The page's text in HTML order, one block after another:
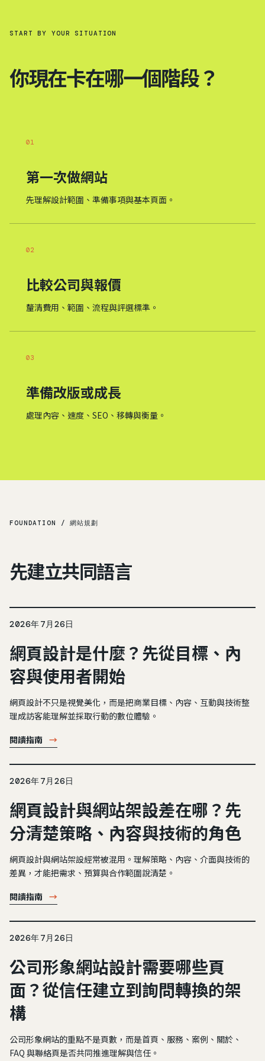
START BY YOUR SITUATION
你現在卡在哪一個階段？
01
第一次做網站
先理解設計範圍、準備事項與基本頁面。
02
比較公司與報價
釐清費用、範圍、流程與評選標準。
03
準備改版或成長
處理內容、速度、SEO、移轉與衡量。
FOUNDATION / 網站規劃
先建立共同語言
2026年7月26日
網頁設計是什麼？先從目標、內
容與使用者開始
網頁設計不只是視覺美化，而是把商業目標、內容、互動與技術整
理成訪客能理解並採取行動的數位體驗。
閱讀指南 →
2026年7月26日
網頁設計與網站架設差在哪？先
分清楚策略、內容與技術的角色
網頁設計與網站架設經常被混用。理解策略、內容、介面與技術的
差異，才能把需求、預算與合作範圍說清楚。
閱讀指南 →
2026年7月26日
公司形象網站設計需要哪些頁
面？從信任建立到詢問轉換的架
構
公司形象網站的重點不是頁數，而是首頁、服務、案例、關於、
FAQ 與聯絡頁是否共同推進理解與信任。